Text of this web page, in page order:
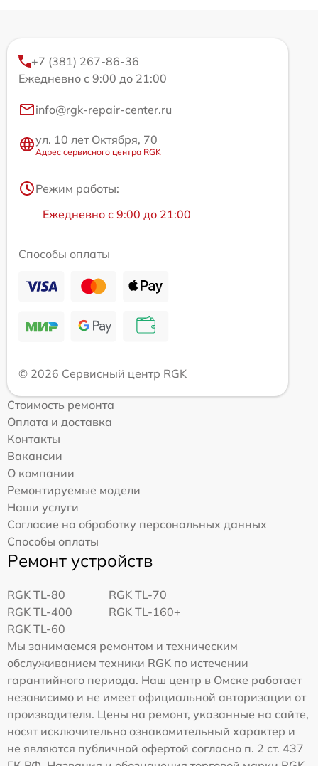
+7 (381) 267-86-36
Ежедневно с 9:00 до 21:00
info@rgk-repair-center.ru
ул. 10 лет Октября, 70
Адрес сервисного центра RGK
Режим работы:
Ежедневно с 9:00 до 21:00
Способы оплаты
© 2026 Сервисный центр RGK
Стоимость ремонта
Оплата и доставка
Контакты
Вакансии
О компании
Ремонтируемые модели
Наши услуги
Согласие на обработку персональных данных
Способы оплаты
Ремонт устройств
RGK TL-80
RGK TL-70
RGK TL-400
RGK TL-160+
RGK TL-60
Мы занимаемся ремонтом и техническим
обслуживанием техники RGK по истечении
гарантийного периода. Наш центр в Омске работает
независимо и не имеет официальной авторизации от
производителя. Цены на ремонт, указанные на сайте,
носят исключительно ознакомительный характер и
не являются публичной офертой согласно п. 2 ст. 437